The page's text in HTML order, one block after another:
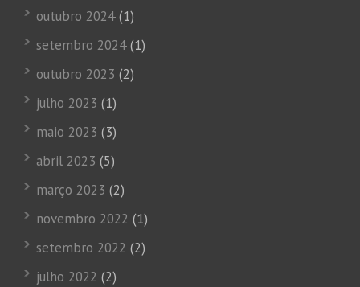
outubro 2024(1)
setembro 2024(1)
outubro 2023 (2)
julho 2023 (1)
maio 2023 (3)
abril 2023 (5)
março 2023 (2)
novembro 2022 (1)
setembro 2022 (2)
julho 2022 (2)